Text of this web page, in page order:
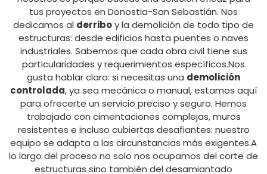
tus proyectos en Donostia-San Sebastián. Nos
dedicamos al derriboy la demolición de todo tipo de
estructuras: desde edificios hasta puentes o naves
industriales. Sabemos que cada obra civil tiene sus
particularidades y requerimientos específicos.Nos
gusta hablar claro: si necesitas una demolición
controlada, ya sea mecánica o manual, estamos aquí
para ofrecerte un servicio preciso y seguro. Hemos
trabajado con cimentaciones complejas, muros
resistentes e incluso cubiertas desafiantes: nuestro
equipo se adapta a las circunstancias más exigentes.A
lo largo del proceso no solo nos ocupamos del corte de
estructuras sino también del desamiantado